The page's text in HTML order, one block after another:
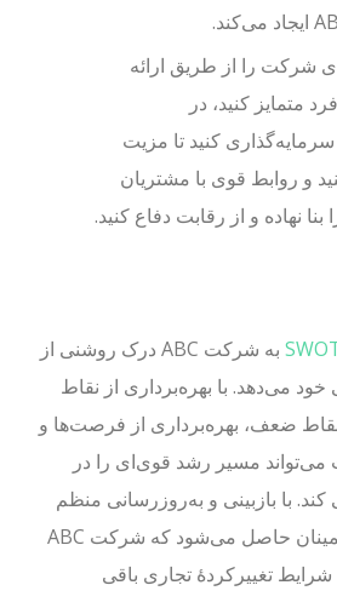
را از طریق ارائه
کنید، در
کنید تا مزیت
و روابط قوی با مشتریان
بنا نهاده و از رقابت دفاع کنید.
به شرکت ABC درک روشنی از
می‌دهد. با بهره‌برداری از نقاط
ضعف، بهره‌برداری از فرصت‌ها و
مسیر رشد قوی‌ای را در
با بازبینی و به‌روزرسانی منظم
این تحلیل SWOT، اطمینان حاصل می‌شود که شرکت ABC
تغییرکردهٔ تجاری باقی